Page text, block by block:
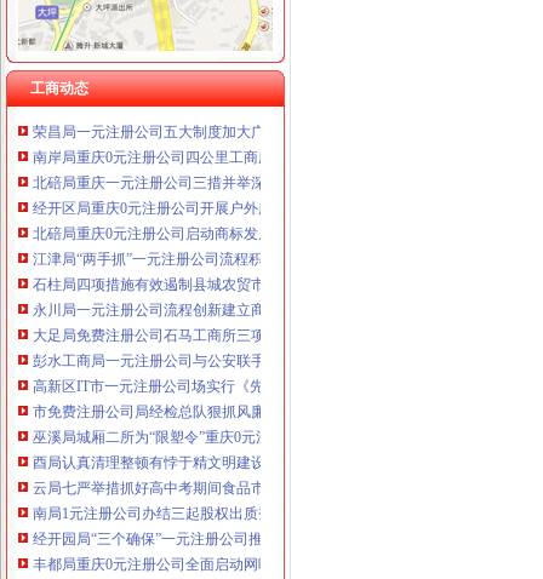
工商动态
高新区局政务信息五化做到“五确保”一元注册公司流程
市局被邀参与“光重庆”免费注册公司节目访谈
渝中局重庆0元注册公司突出提高案件质量创新执法质量考核
丰都局0元注册公司流程龙河所四举措全面清理整非煤矿山
荣昌局一元注册公司五大制度加大广告监管工作力度
南岸局重庆0元注册公司四公里工商所推行办案新模式率先实现基层执法能力指
北碚局重庆一元注册公司三措并举深入开展大讨论
经开区局重庆0元注册公司开展户外广告专项清理取得成效
北碚局重庆0元注册公司启动商标发展战略为宣周造势
江津局“两手抓”一元注册公司流程积构建食品安全监管长效机制
石柱局四项措施有效遏制县城农贸市0元注册公司场牛肉注水行为
永川局一元注册公司流程创新建立商标战略服务制度成效显著
大足局免费注册公司石马工商所三项措施清理整顿户外广告
彭水工商局一元注册公司与公安联手整辖区旅馆业
高新区IT市一元注册公司场实行《先行赔付制度》
市免费注册公司局经检总队狠抓风廉政建设初见成效
巫溪局城厢二所为“限塑令”重庆0元注册公司推广做好前期准备工作
酉局认真清理整顿有悖于精文明建设要求的重庆一元注册公司广告
云局七严举措抓好高中考期间食品市0元注册公司流程场监管
南局1元注册公司办结三起股权出质登记为企业融资1416万元
经开园局“三个确保”一元注册公司推进信息公开工作
丰都局重庆0元注册公司全面启动网吧专项整
梁平局四举措整夏季饮料市重庆免费注册公司场